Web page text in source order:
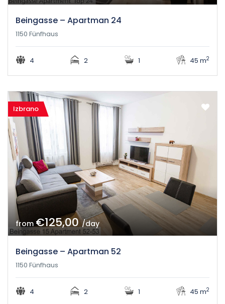
Beingasse – Apartman 24
1150 Fünfhaus
4 2 1 45 m2
Izbrano
from €125,00/day
Beingasse – Apartman 52
1150 Fünfhaus
4 2 1 45 m2